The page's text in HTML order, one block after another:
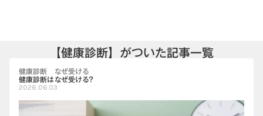
【健康診断】がついた記事一覧
健康診断 なぜ受ける
健康診断はなぜ受ける？
2026.06.03